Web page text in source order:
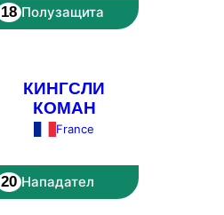
18 Полузащита
КИНГСЛИ
КОМАН
France
20 Нападател